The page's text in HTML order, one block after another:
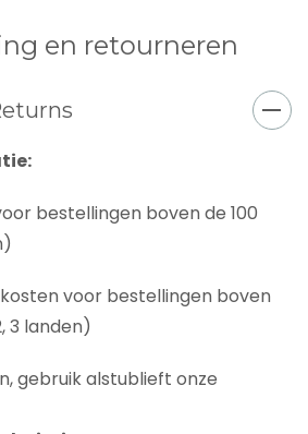
en retourneren
bestellingen boven de 100
voor bestellingen boven
3 landen)
gebruik alstublieft onze